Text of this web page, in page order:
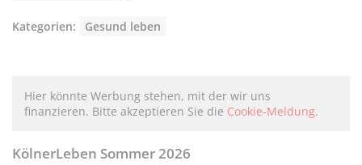
Kategorien: Gesund leben
Hier könnte Werbung stehen, mit der wir uns
finanzieren. Bitte akzeptieren Sie die Cookie-Meldung.
KölnerLeben Sommer 2026